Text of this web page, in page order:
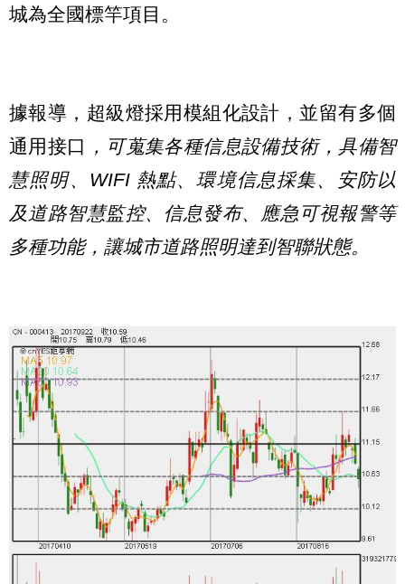
城為全國標竿項目。
據報導，超級燈採用模組化設計，並留有多個
通用接口
，可蒐集各種信息設備技術，具備智
慧照明、WIFI 熱點、環境信息採集、安防以
及道路智慧監控、信息發布、應急可視報警等
多種功能，讓城市道路照明達到智聯狀態。